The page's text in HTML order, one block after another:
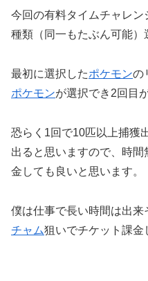
今回の有料タイムチャレン
種類（同一もたぶん可能）
最初に選択したポケモンの
ポケモンが選択でき2回目
恐らく1回で10匹以上捕獲
出ると思いますので、時
金しても良いと思います。
僕は仕事で長い時間は出
チャム狙いでチケット課金